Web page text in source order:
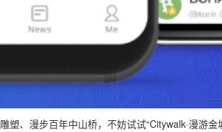
、漫步百年中山桥，不妨试试“Citywalk·漫游